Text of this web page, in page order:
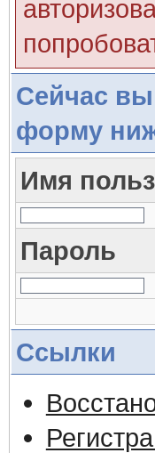
Сейчас вы
форму
Имя
Пароль
Ссылки